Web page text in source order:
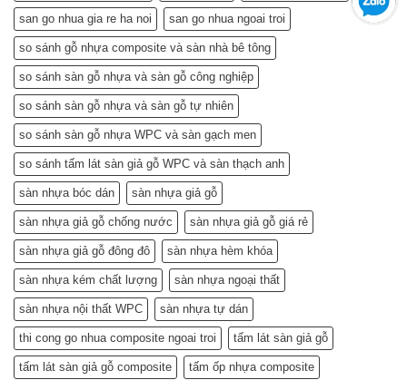
Khỏe
Lắp
Đặt
(Gợi
ý
từ
chuyên
gia)
san go nhua gia re ha noi san go nhua ngoai troi
so sánh gỗ nhựa composite và sàn nhà bê tông
so sánh sàn gỗ nhựa và sàn gỗ công nghiệp
so sánh sàn gỗ nhựa và sàn gỗ tự nhiên
so sánh sàn gỗ nhựa WPC và sàn gạch men
so sánh tấm lát sàn giả gỗ WPC và sàn thạch anh
sàn nhựa bóc dán sàn nhựa giả gỗ
sàn nhựa giả gỗ chống nước sàn nhựa giả gỗ giá rẻ
sàn nhựa giả gỗ đông đô sàn nhựa hèm khóa
sàn nhựa kém chất lượng sàn nhựa ngoại thất
sàn nhựa nội thất WPC sàn nhựa tự dán
thi cong go nhua composite ngoai troi tấm lát sàn giả gỗ
tấm lát sàn giả gỗ composite tấm ốp nhựa composite